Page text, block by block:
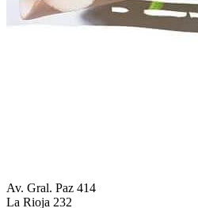
Av. Gral. Paz 414
La Rioja 232